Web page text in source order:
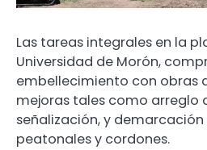
Las tareas integrales en la
Universidad de Morón,
embellecimiento con obras
mejoras tales como arreglo
señalización, y demarcación
peatonales y cordones.